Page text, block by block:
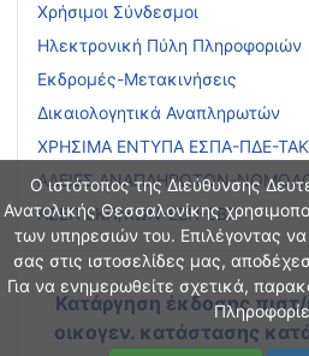
Ο ιστότοπος της Διεύθυνσης
Ανατολικής Θεσσαλονίκης
των υπηρεσιών του. Επιλέγοντας
σας στις ιστοσελίδες μας,
Για να ενημερωθείτε σχετικά,
Χρήσιμοι Σύνδεσμοι
Ηλεκτρονική Πύλη Πληροφοριών
Εκδρομές-Μετακινήσεις
Δικαιολογητικά Αναπληρωτών
ΧΡΗΣΙΜΑ ΕΝΤΥΠΑ ΕΣΠΑ-ΠΔΕ-
ΑΔΕΙΕΣ ΑΝΑΠΛΗΡΩΤΩΝ-
ΑΣΕΠ ΕΚΠ/ΚΩΝ-ΕΕΠ-ΕΒΠ
Κατάργηση έκδοσης
οικογεν. κατάστασης